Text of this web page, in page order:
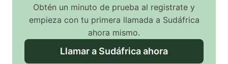
Obtén un minuto de prueba al registrate y
empieza con tu primera llamada a Sudáfrica
ahora mismo.
Llamara Sudáfricaahora